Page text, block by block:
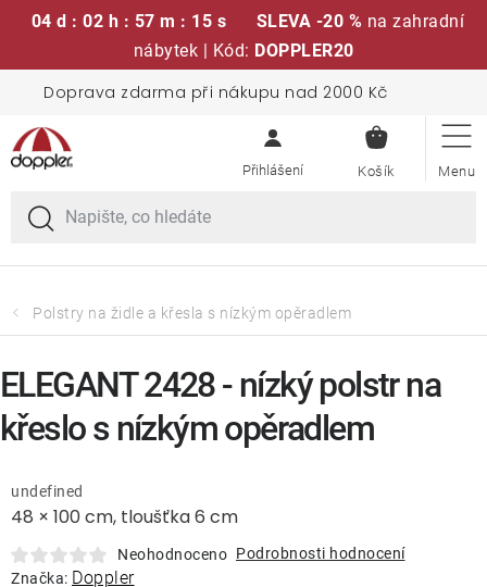
04 d : 02 h : 57 m : 15 s SLEVA -20 % na zahradní
nábytek | Kód: DOPPLER20
obsah
Doprava zdarma při nákupu nad 2000 Kč
KOŠÍK
Sedací soupravy
Slunečníky
Křesla a židle
Lavice a houpačky
Lehátka
Doplňky
Polstry na židle a křesla s nízkým opěradlem
48 × 100 cm, tloušťka 6 cm
undefined
Neohodnoceno Podrobnosti hodnocení
Značka: Doppler
ELEGANT 2428 - nízký polstr na
křeslo s nízkým opěradlem